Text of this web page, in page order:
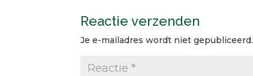
Reactie verzenden
Je e-mailadres wordt niet gepubliceerd.